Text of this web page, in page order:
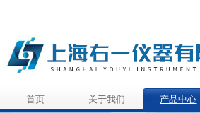
首页 关于我们 产品中心